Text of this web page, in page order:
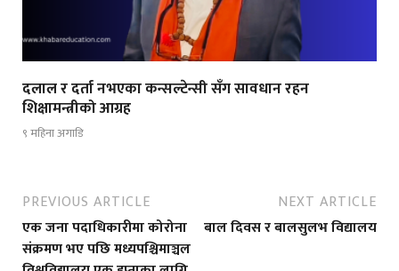
दलाल र दर्ता नभएका कन्सल्टेन्सी सँग सावधान रहन
शिक्षामन्त्रीको आग्रह
९ महिना अगाडि
PREVIOUS ARTICLE
एक जना पदाधिकारीमा कोरोना
संक्रमण भए पछि मध्यपश्चिमाञ्चल
NEXT ARTICLE
बाल दिवस र बालसुलभ विद्यालय